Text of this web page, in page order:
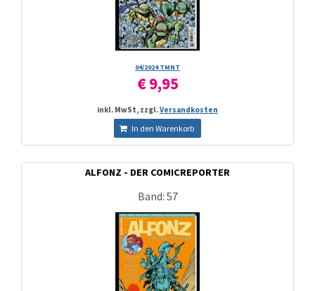
04/­2024 TMNT
€ 9,95
inkl. MwSt, zzgl.Versandkosten
In den Warenkorb
ALFONZ - DER COMICREPORTER
Band: 57